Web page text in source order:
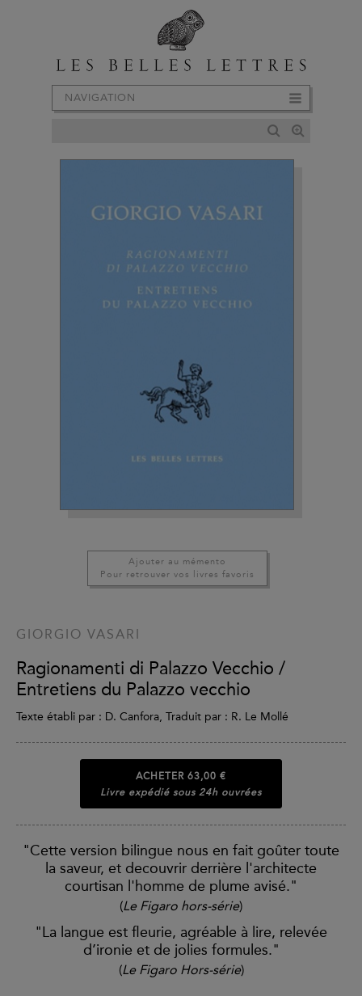
NAVIGATION
Ajouter au mémento
Pour retrouver vos livres favoris
GIORGIO VASARI
Ragionamenti di Palazzo Vecchio /
Entretiens du Palazzo vecchio
Texte établi par : D. Canfora, Traduit par : R. Le Mollé
ACHETER 63,00 €
Livre expédié sous 24h ouvrées
"Cette version bilingue nous en fait goûter toute
la saveur, et decouvrir derrière l'architecte
courtisan l'homme de plume avisé."
(Le Figaro hors-série)
"La langue est fleurie, agréable à lire, relevée
d’ironie et de jolies formules."
(Le Figaro Hors-série)